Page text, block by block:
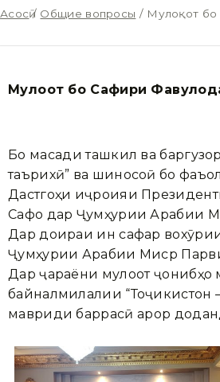
Асосӣ / Общие вопросы / Мулоқот бо
Мулоқот бо Сафири
Бо мақсади ташкил ва
таърихӣ” ва шиносоӣ бо
Дастгоҳи иҷроияи
Сафо дар Ҷумҳурии Арабии
Дар доираи ин сафар
Ҷумҳурии Арабии Миср
Дар ҷараёни мулоқот
байналмилалии “Тоҷикистон
мавриди баррасӣ қарор